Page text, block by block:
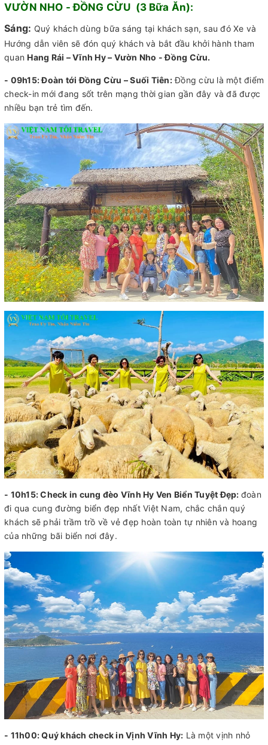
VƯỜN NHO - ĐỒNG CỪU (3 Bữa Ăn):
Sáng: Quý khách dùng bữa sáng tại khách sạn, sau đó Xe và
Hướng dẫn viên sẽ đón quý khách và bắt đầu khởi hành tham
quanHang Rái – Vĩnh Hy – Vườn Nho - Đồng Cừu.
- 09h15:Đoàn tới Đồng Cừu – Suối Tiên:Đồng cừu là một điểm
check-in mới đang sốt trên mạng thời gian gần đây và đã được
nhiều bạn trẻ tìm đến.
- 10h15:Check in cung đèo Vĩnh Hy Ven Biển Tuyệt Đẹp: đoàn
đi qua cung đường biển đẹp nhất Việt Nam, chắc chắn quý
khách sẽ phải trầm trồ về vẻ đẹp hoàn toàn tự nhiên và hoang
của những bãi biển nơi đây.
- 11h00:Quý khách check in Vịnh Vĩnh Hy: Là một vịnh nhỏ